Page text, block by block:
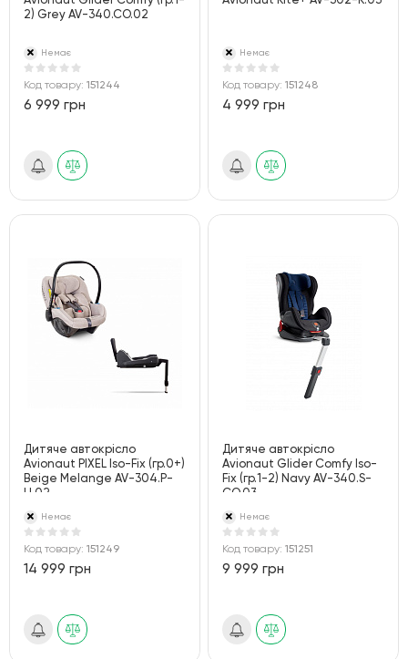
2) Grey AV-340.CO.02
Немає
Код товару: 151244
6 999 грн
Немає
Код товару:151248
4 999 грн
Дитяче автокрісло
Avionaut PIXEL Iso-Fix (гр.0+)
Beige Melange AV-304.P-
U.02
Немає
Код товару: 151249
14 999 грн
Дитяче автокрісло
Avionaut Glider Comfy Iso-
Fix (гр.1-2) Navy AV-340.S-
CO.03
Немає
Код товару:151251
9 999 грн